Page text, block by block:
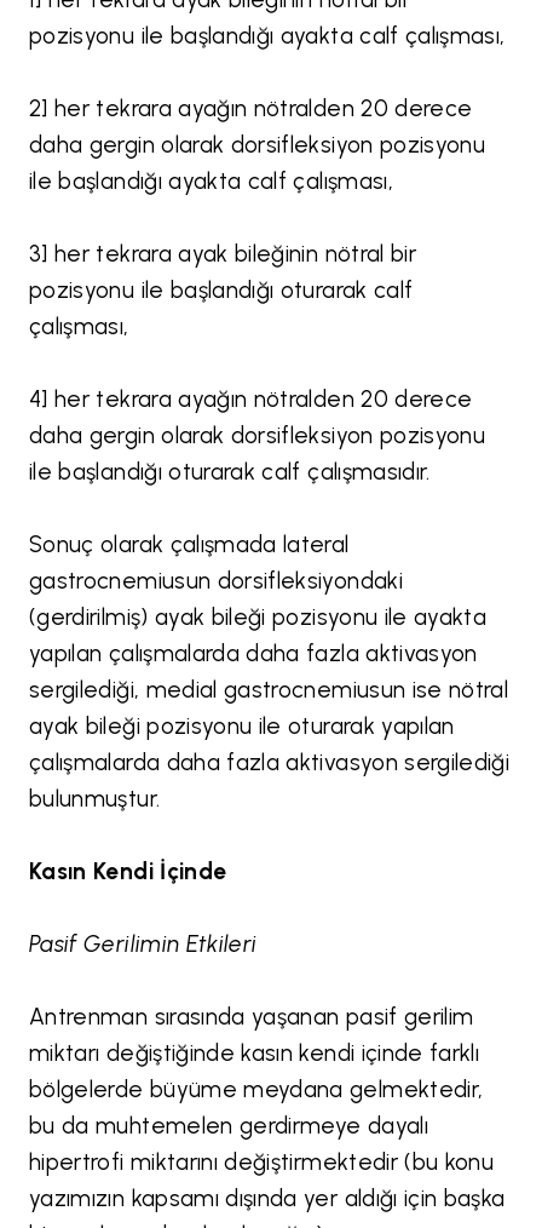
pozisyonu ile başlandığı ayakta calf çalışması,
2] her tekrara ayağın nötralden 20 derece
daha gergin olarak dorsifleksiyon pozisyonu
ile başlandığı ayakta calf çalışması,
3] her tekrara ayak bileğinin nötral bir
pozisyonu ile başlandığı oturarak calf
çalışması,
4] her tekrara ayağın nötralden 20 derece
daha gergin olarak dorsifleksiyon pozisyonu
ile başlandığı oturarak calf çalışmasıdır.
Sonuç olarak çalışmada lateral
gastrocnemiusun dorsifleksiyondaki
(gerdirilmiş) ayak bileği pozisyonu ile ayakta
yapılan çalışmalarda daha fazla aktivasyon
sergilediği, medial gastrocnemiusun ise nötral
ayak bileği pozisyonu ile oturarak yapılan
çalışmalarda daha fazla aktivasyon sergilediği
bulunmuştur.
Kasın Kendi İçinde
Pasif Gerilimin Etkileri
Antrenman sırasında yaşanan pasif gerilim
miktarı değiştiğinde kasın kendi içinde farklı
bölgelerde büyüme meydana gelmektedir,
bu da muhtemelen gerdirmeye dayalı
hipertrofi miktarını değiştirmektedir (bu konu
yazımızın kapsamı dışında yer aldığı için başka